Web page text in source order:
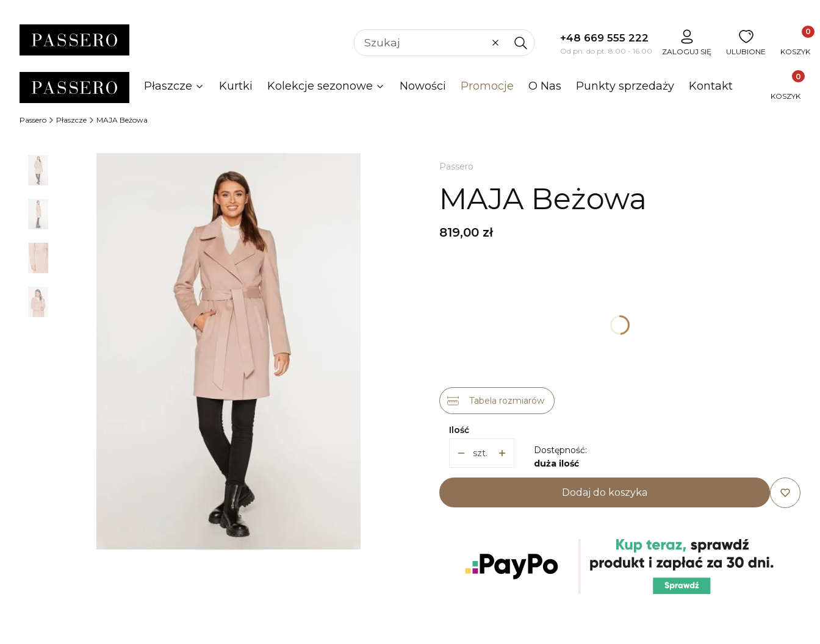
Wyczyść
Szukaj
+48 669 555 222
Od pn. do pt. 8.00 - 16.00 ZALOGUJ SIĘ ULUBIONE KOSZYK
Płaszcze Kurtki Kolekcje sezonowe Nowości Promocje O Nas Punkty sprzedaży Kontakt
Produkty
KOSZYK
Passero Płaszcze MAJA Beżowa
Passero
MAJA Beżowa
Cena
819,00 zł
Tabela rozmiarów
Ilość
szt.
Dostępność:
duża ilość
Dodaj do koszyka